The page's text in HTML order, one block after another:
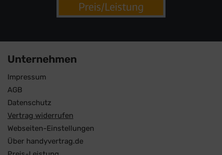
Unternehmen
Impressum
AGB
Datenschutz
Vertrag widerrufen
Webseiten-Einstellungen
Über handyvertrag.de